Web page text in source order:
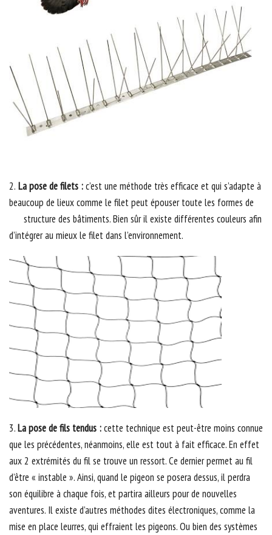
2. La pose de filets :c’est une méthode très efficace et qui s’adapte à
beaucoup de lieux comme le filet peut épouser toute les formes de
structure des bâtiments. Bien sûr il existe différentes couleurs afin
d’intégrer au mieux le filet dans l’environnement.
3.La pose de fils tendus :cette technique est peut-être moins connue
que les précédentes, néanmoins, elle est tout à fait efficace. En effet
aux 2 extrémités du fil se trouve un ressort. Ce dernier permet au fil
d’être « instable ». Ainsi, quand le pigeon se posera dessus, il perdra
son équilibre à chaque fois, et partira ailleurs pour de nouvelles
aventures. Il existe d’autres méthodes dites électroniques, comme la
mise en place leurres, qui effraient les pigeons. Ou bien des systèmes